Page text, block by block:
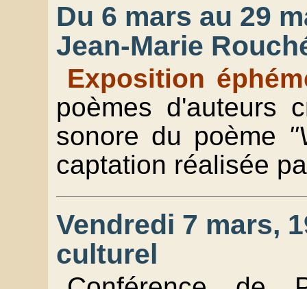
Du 6 mars au 29
Jean-Marie
Exposition
poèmes d'auteurs
sonore du poème
captation réalisée
Vendredi 7 mars,
culturel